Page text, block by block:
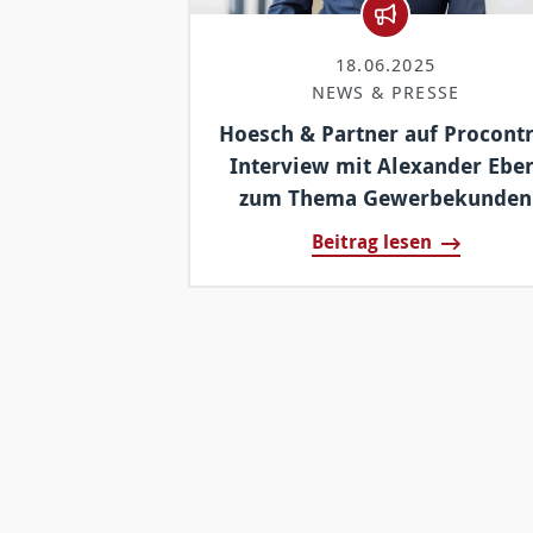
18.06.2025
NEWS & PRESSE
Hoesch & Partner auf
Interview mit Alexander
zum Thema Gewerbekunden
Beitrag lesen